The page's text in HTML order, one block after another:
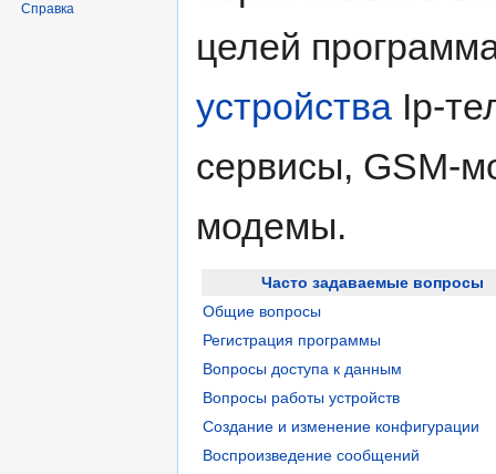
целей
устройства Ip-
сервисы, GSM-
модемы.
Часто задаваемые вопросы
Общие вопросы
Регистрация программы
Вопросы доступа к данным
Вопросы работы устройств
Создание и изменение конфигурации
Воспроизведение сообщений
Справка